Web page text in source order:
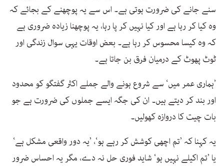
سنے جانے کی ضرورت ہوتی ہے۔ اس سے یہ پوچھنے کے بجائے کہ
وہ کیا کر رہا ہے اور کیا نہیں کر پا رہا، یہ پوچھنا زیادہ ضروری ہے
کہ وہ کیسا محسوس کر رہا ہے۔ بعض اوقات یہی سوال زندگی اور
ٹوٹ پھوٹ کے درمیان فرق بن جاتا ہے۔
’ہماری عمر میں‘ سے شروع ہونے والے جملے اکثر گفتگو کو محدود
اور بند کر دیتے ہیں۔ ان کی جگہ ایسے جملوں کی ضرورت ہے جو
بات چیت کا دروازہ کھولیں۔
یہ کہنا کہ ’تم اچھی کوشش کر رہے ہو‘، ’یہ دور واقعی مشکل ہے‘
یا ’تم اکیلے نہیں ہو‘ شاید فوری حل نہ دے، مگر یہ احساس ضرور